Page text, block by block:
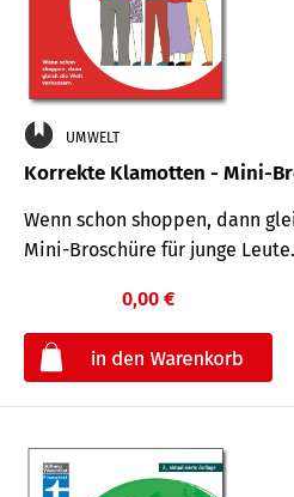
UMWELT
Korrekte Klamotten - Mini-
Wenn schon shoppen, dann
Mini-Broschüre für junge Leute.
0,00 €